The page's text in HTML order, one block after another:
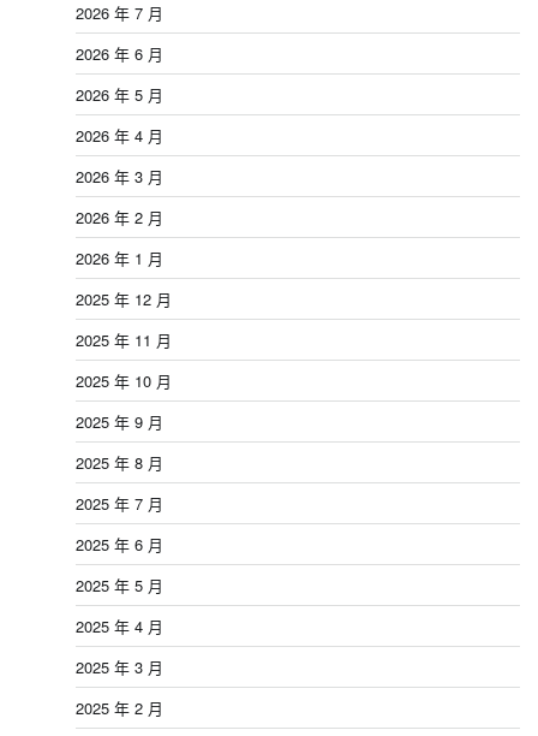
2026 年 7 月
2026 年 6 月
2026 年 5 月
2026 年 4 月
2026 年 3 月
2026 年 2 月
2026 年 1 月
2025 年 12 月
2025 年 11 月
2025 年 10 月
2025 年 9 月
2025 年 8 月
2025 年 7 月
2025 年 6 月
2025 年 5 月
2025 年 4 月
2025 年 3 月
2025 年 2 月